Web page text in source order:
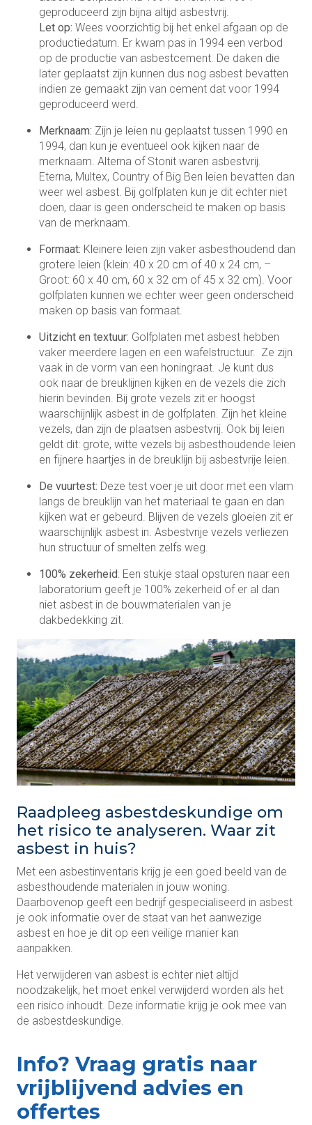
geproduceerd zijn bijna altijd asbestvrij.
Let op: Wees voorzichtig bij het enkel afgaan op de
productiedatum. Er kwam pas in 1994 een verbod
op de productie van asbestcement. De daken die
later geplaatst zijn kunnen dus nog asbest bevatten
indien ze gemaakt zijn van cement dat voor 1994
geproduceerd werd.
Merknaam: Zijn je leien nu geplaatst tussen 1990 en
1994, dan kun je eventueel ook kijken naar de
merknaam. Alterna of Stonit waren asbestvrij.
Eterna, Multex, Country of Big Ben leien bevatten dan
weer wel asbest. Bij golfplaten kun je dit echter niet
doen, daar is geen onderscheid te maken op basis
van de merknaam.
Formaat: Kleinere leien zijn vaker asbesthoudend dan
grotere leien (klein: 40 x 20 cm of 40 x 24 cm, –
Groot: 60 x 40 cm, 60 x 32 cm of 45 x 32 cm). Voor
golfplaten kunnen we echter weer geen onderscheid
maken op basis van formaat.
Uitzicht en textuur: Golfplaten met asbest hebben
vaker meerdere lagen en een wafelstructuur. Ze zijn
vaak in de vorm van een honingraat. Je kunt dus
ook naar de breuklijnen kijken en de vezels die zich
hierin bevinden. Bij grote vezels zit er hoogst
waarschijnlijk asbest in de golfplaten. Zijn het kleine
vezels, dan zijn de plaatsen asbestvrij. Ook bij leien
geldt dit: grote, witte vezels bij asbesthoudende leien
en fijnere haartjes in de breuklijn bij asbestvrije leien.
De vuurtest: Deze test voer je uit door met een vlam
langs de breuklijn van het materiaal te gaan en dan
kijken wat er gebeurd. Blijven de vezels gloeien zit er
waarschijnlijk asbest in. Asbestvrije vezels verliezen
hun structuur of smelten zelfs weg.
100% zekerheid: Een stukje staal opsturen naar een
laboratorium geeft je 100% zekerheid of er al dan
niet asbest in de bouwmaterialen van je
dakbedekking zit.
Raadpleeg asbestdeskundige om
het risico te analyseren. Waar zit
asbest in huis?
Met een asbestinventaris krijg je een goed beeld van de
asbesthoudende materialen in jouw woning.
Daarbovenop geeft een bedrijf gespecialiseerd in asbest
je ook informatie over de staat van het aanwezige
asbest en hoe je dit op een veilige manier kan
aanpakken.
Het verwijderen van asbest is echter niet altijd
noodzakelijk, het moet enkel verwijderd worden als het
een risico inhoudt. Deze informatie krijg je ook mee van
de asbestdeskundige.
Info? Vraag gratis naar
vrijblijvend advies en
offertes